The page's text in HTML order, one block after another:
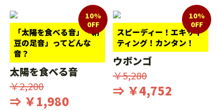
「太陽を食べる音」「納
豆の足音」ってどんな
音？
10%
0FF
太陽を食べる音
￥2,200
⇒ ￥1,980
スピーディー！エキサイ
ティング！カンタン！
10%
0FF
ウボンゴ
￥5,280
⇒ ￥4,752